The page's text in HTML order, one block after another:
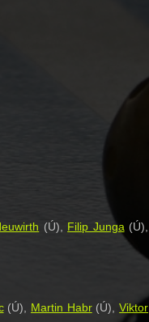
(Ú), Filip Junga (Ú),
(Ú), Martin Habr(Ú),Viktor